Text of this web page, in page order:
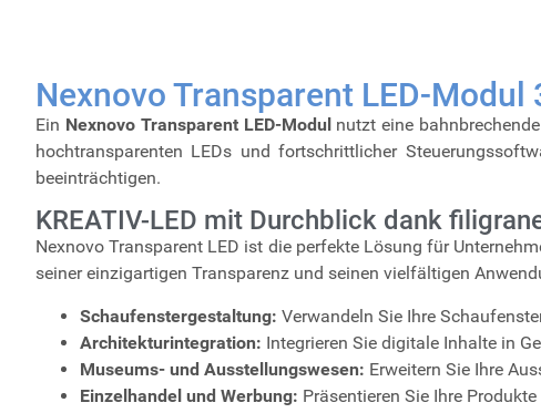
Nexnovo Transparent LED-
Ein Nexnovo Transparent LED-Modulnutzt eine
hochtransparenten LEDs und fortschrittlicher
beeinträchtigen.
KREATIV-LED mit Durchblick dank
Nexnovo Transparent LED ist die perfekte Lösung für
seiner einzigartigen Transparenz und seinen vielfältigen
Schaufenstergestaltung: Verwandeln Sie Ihre
Architekturintegration: Integrieren Sie digitale Inhalte in
Museums- und Ausstellungswesen: Erweitern Sie Ihre
Einzelhandel und Werbung: Präsentieren Sie Ihre